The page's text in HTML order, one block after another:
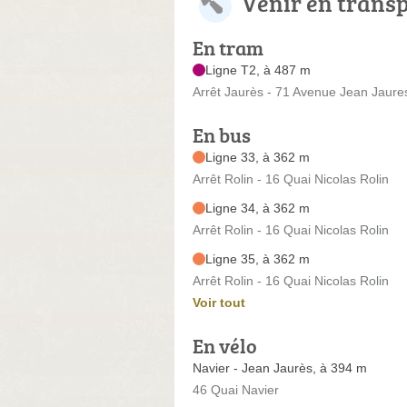
En tram
Ligne T2, à 487 m
Arrêt Jaurès - 71 Avenue Jean
En bus
Ligne 33, à 362 m
Arrêt Rolin - 16 Quai Nicolas Rolin
Ligne 34, à 362 m
Arrêt Rolin - 16 Quai Nicolas Rolin
Ligne 35, à 362 m
Arrêt Rolin - 16 Quai Nicolas Rolin
Voir tout
En vélo
Navier - Jean Jaurès, à 394 m
46 Quai Navier